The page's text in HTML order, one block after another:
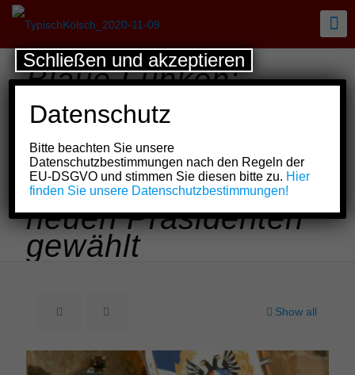
Blaue Funken:
Gemeinnütziger
Bauverein
Sachsenturm e.V. –
Michael Müller zum
neuen Präsidenten
gewählt
Show all
Datenschutz
Bitte beachten Sie unsere
Datenschutzbestimmungen nach den Regeln der
EU-DSGVO und stimmen Sie diesen bitte zu. Hier
finden Sie unsere Datenschutzbestimmungen!
Schließen und akzeptieren